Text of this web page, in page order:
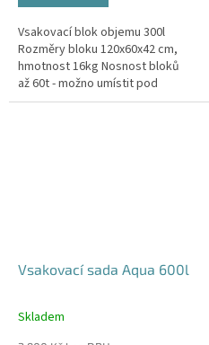
hvězdiček.
Vsakovací blok objemu 300l
Rozměry bloku 120x60x42 cm,
hmotnost 16kg Nosnost bloků
až 60t - možno umístit pod
parkovací stání, komunikace,
Vsakovací sada Aqua 600l
Průměrné
Skladem